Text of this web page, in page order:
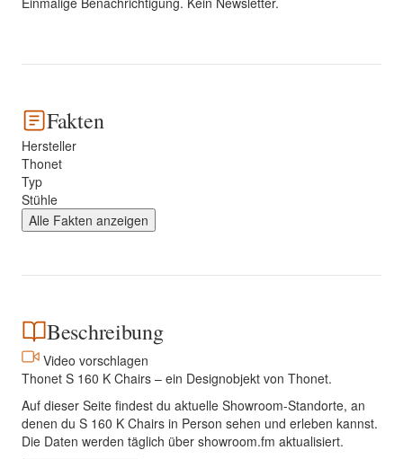
Fakten
Hersteller
Thonet
Typ
Stühle
Alle Fakten anzeigen
Beschreibung
Video vorschlagen
Thonet S 160 K Chairs – ein Designobjekt von Thonet.
Auf dieser Seite findest du aktuelle Showroom-Standorte, an
denen du S 160 K Chairs in Person sehen und erleben kannst.
Die Daten werden täglich über showroom.fm aktualisiert.